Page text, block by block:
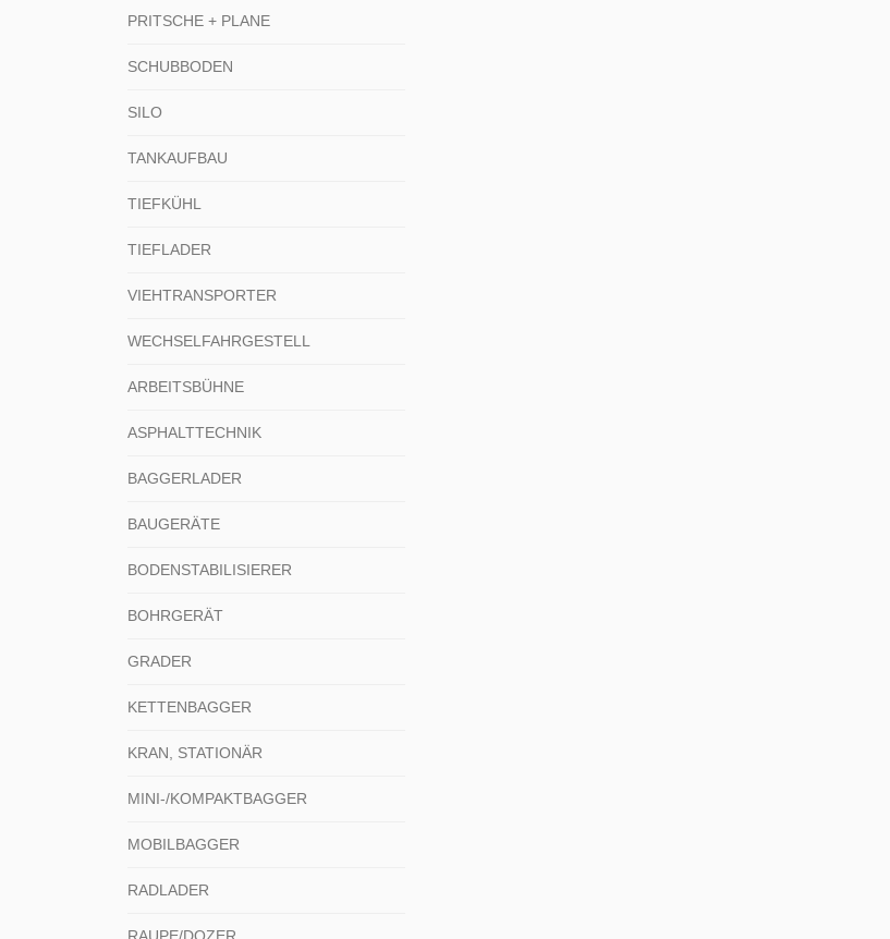
PRITSCHE + PLANE
SCHUBBODEN
SILO
TANKAUFBAU
TIEFKÜHL
TIEFLADER
VIEHTRANSPORTER
WECHSELFAHRGESTELL
ARBEITSBÜHNE
ASPHALTTECHNIK
BAGGERLADER
BAUGERÄTE
BODENSTABILISIERER
BOHRGERÄT
GRADER
KETTENBAGGER
KRAN, STATIONÄR
MINI-/KOMPAKTBAGGER
MOBILBAGGER
RADLADER